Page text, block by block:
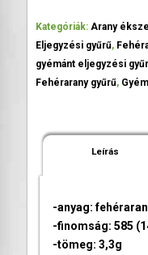
Kategóriák: Arany
Eljegyzési gyűrű,
gyémánt eljegyzési
Fehérarany gyűrű,
Leírás
-anyag:
-finomság: 585
-tömeg: 3,3g